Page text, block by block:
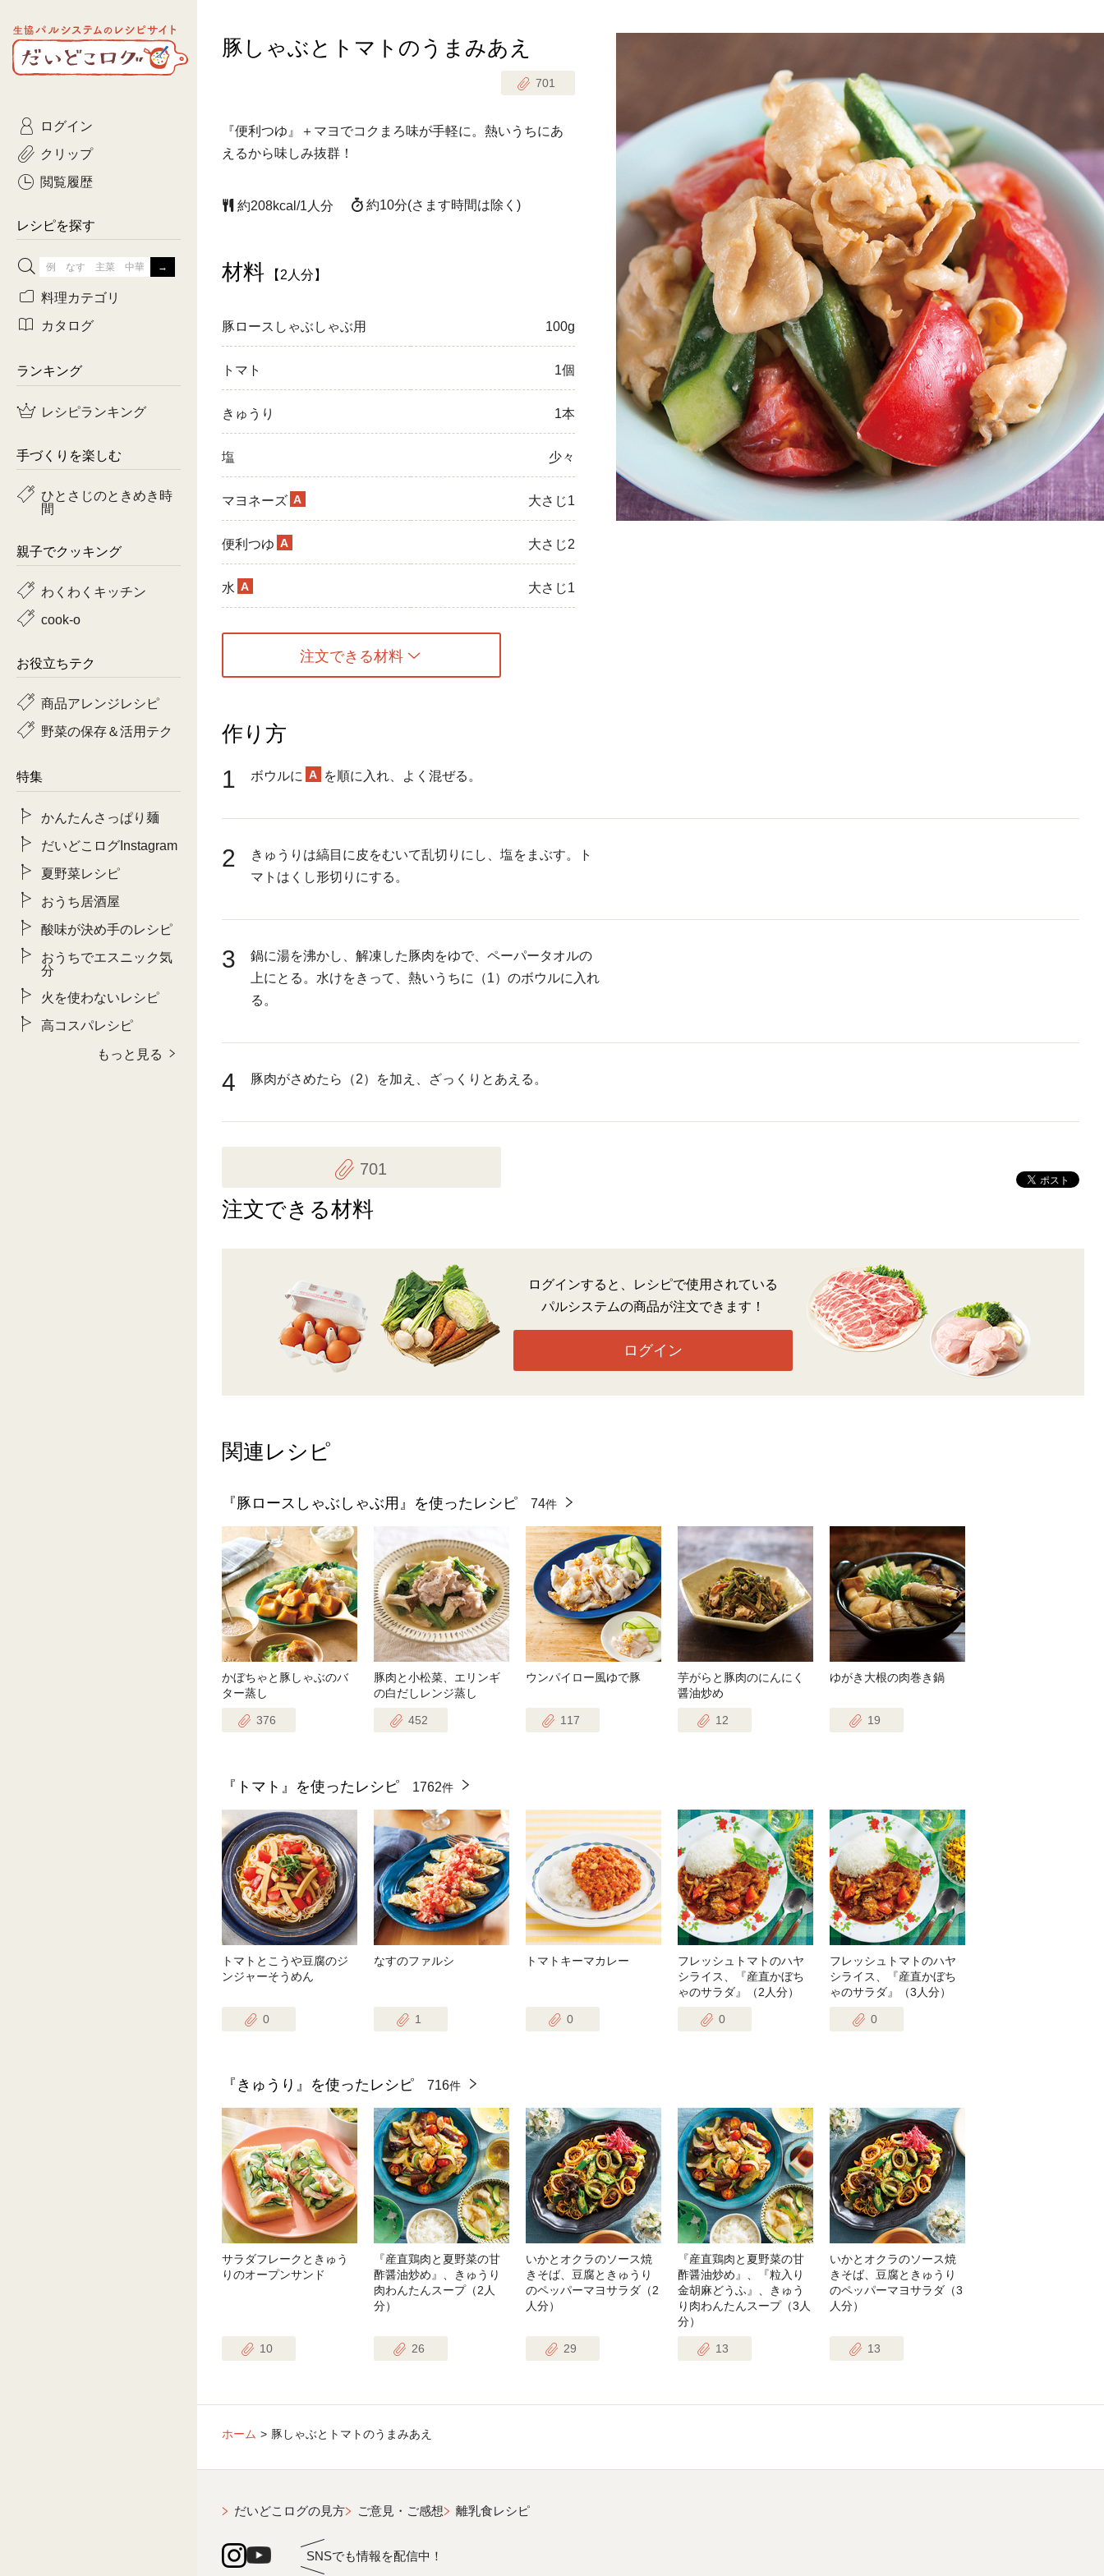
生協パルシステムのレシピ
サイト
だいどこログ
豚しゃぶとトマトのうまみあえ
701
『便利つゆ』＋マヨでコクまろ味が手軽に。熱いうちにあ
えるから味しみ抜群！
約208kcal/1人分 約10分(さます時間は除く)
材料 【2人分】
豚ロースしゃぶしゃぶ用 100g
トマト 1個
きゅうり 1本
塩 少々
マヨネーズ A 大さじ1
便利つゆ A 大さじ2
水 A 大さじ1
注文できる材料
作り方
1 ボウルに A を順に入れ、よく混ぜる。
2
きゅうりは縞目に皮をむいて乱切りにし、塩をまぶす。ト
マトはくし形切りにする。
3
鍋に湯を沸かし、解凍した豚肉をゆで、ペーパータオルの
上にとる。水けをきって、熱いうちに（1）のボウルに入れ
る。
4 豚肉がさめたら（2）を加え、ざっくりとあえる。
701
注文できる材料
ログインすると、レシピで使用されている
パルシステムの商品が注文できます！
ログイン
関連レシピ
『豚ロースしゃぶしゃぶ用』を使ったレシピ 74件
かぼちゃと豚しゃぶのバ
ター蒸し
376
豚肉と小松菜、エリンギ
の白だしレンジ蒸し
452
ウンパイロー風ゆで豚
117
芋がらと豚肉のにんにく
醤油炒め
12
ゆがき大根の肉巻き鍋
19
『トマト』を使ったレシピ 1762件
トマトとこうや豆腐のジ
ンジャーそうめん
0
なすのファルシ
1
トマトキーマカレー
0
フレッシュトマトのハヤ
シライス、『産直かぼち
ゃのサラダ』（2人分）
0
フレッシュトマトのハヤ
シライス、『産直かぼち
ゃのサラダ』（3人分）
0
『きゅうり』を使ったレシピ 716件
サラダフレークときゅう
りのオープンサンド
10
『産直鶏肉と夏野菜の甘
酢醤油炒め』、きゅうり
肉わんたんスープ（2人
分）
26
いかとオクラのソース焼
きそば、豆腐ときゅうり
のペッパーマヨサラダ（2
人分）
29
『産直鶏肉と夏野菜の甘
酢醤油炒め』、『粒入り
金胡麻どうふ』、きゅう
り肉わんたんスープ（3人
分）
13
いかとオクラのソース焼
きそば、豆腐ときゅうり
のペッパーマヨサラダ（3
人分）
13
ホーム 豚しゃぶとトマトのうまみあえ
だいどこログの見方 ご意見・ご感想 離乳食レシピ
SNSでも情報を配信中！
ログイン
クリップ
閲覧履歴
レシピを探す
ひとさじのときめき時間
おきらくだ 1歳半からの幼児食
3日分ごはんセット（3人分）
有賀薫さんのスープ
鶏肉 ひき肉
魚 アスパラガス
トマト
料理カテゴリ
主菜 副菜
常備菜・作りおき お弁当
カタログ
コトコト
yumyumいっしょごはん
ランキング
レシピランキング
手づくりを楽しむ
ひとさじのときめき時
間
親子でクッキング
わくわくキッチン
cook-o
お役立ちテク
商品アレンジレシピ
野菜の保存＆活用テク
特集
かんたんさっぱり麺
だいどこログInstagram
夏野菜レシピ
おうち居酒屋
酸味が決め手のレシピ
おうちでエスニック気
分
火を使わないレシピ
高コスパレシピ
もっと見る